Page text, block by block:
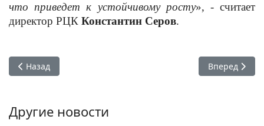
что приведет к устойчивому росту», - считает
директор РЦК Константин Серов.
Предыдущий: Тольяттинский производитель пластиковых
Назад Следующий:
Вперед
Другие новости